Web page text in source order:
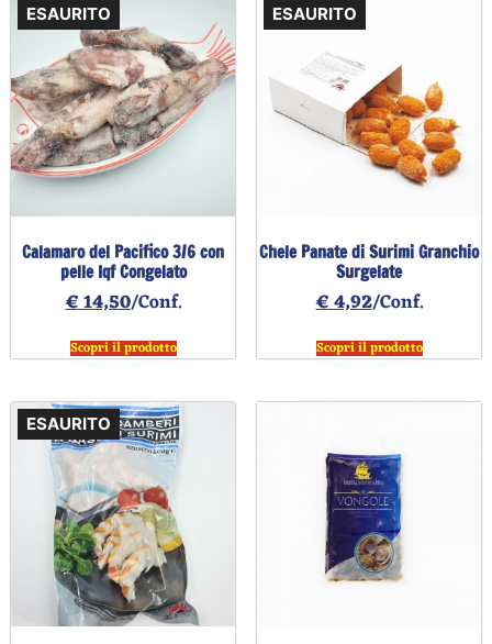
ESAURITO
Calamaro del Pacifico 3/6 con
pelle Iqf Congelato
€14,50/Conf.
Scopri il prodotto
ESAURITO
Chele Panate di Surimi Granchio
Surgelate
€4,92/Conf.
Scopri il prodotto
ESAURITO